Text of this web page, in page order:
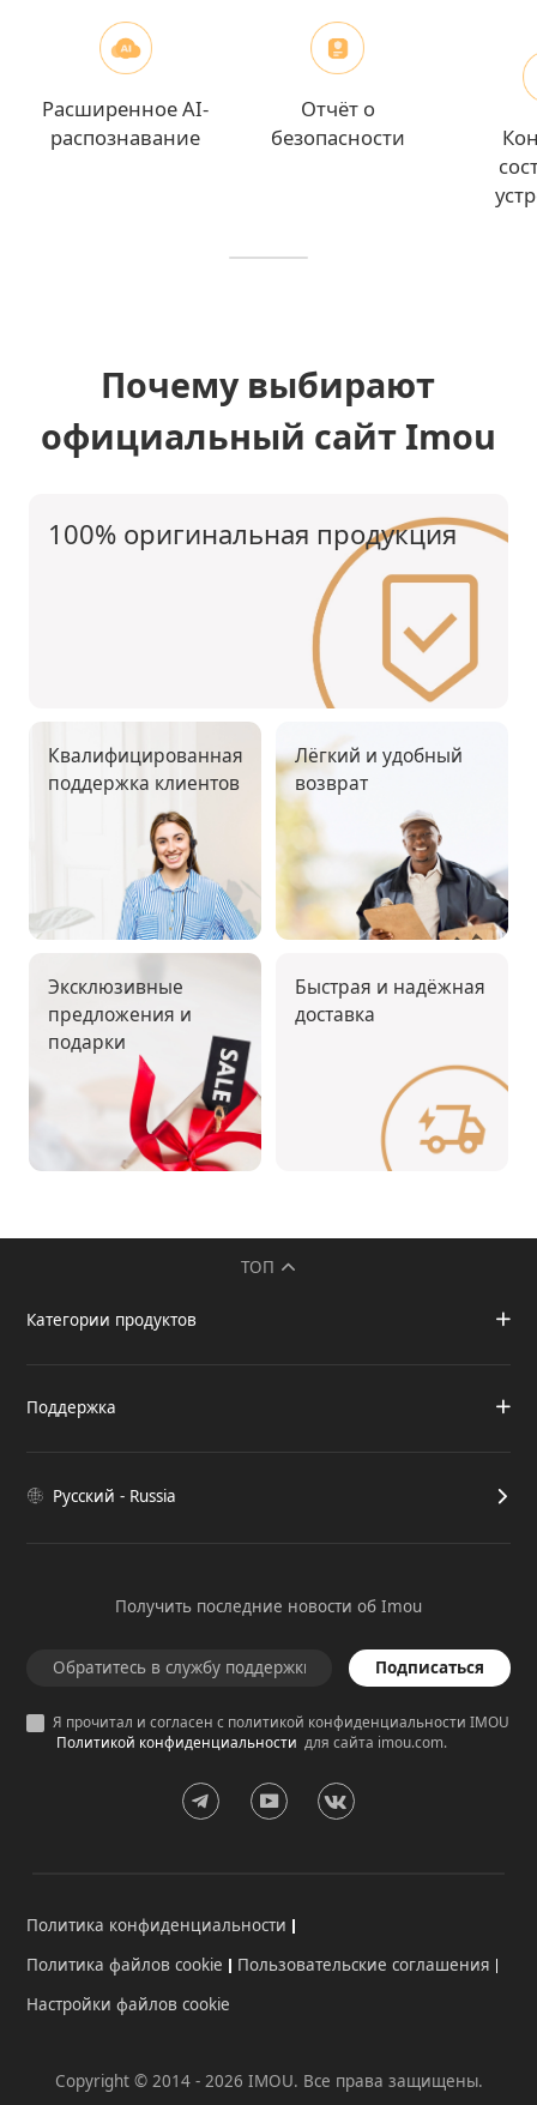
Расширенное AI-
распознавание
Отчёт о
безопасности
Почему выбирают
официальный сайт Imou
100% оригинальная продукция
Квалифицированная
поддержка клиентов
Лёгкий и удобный
возврат
Эксклюзивные
предложения и
подарки
Быстрая и надёжная
доставка
ТОП
Категории продуктов
Поддержка
Русский - Russia
Получить последние новости об Imou
Подписаться
Я прочитал и согласен с политикой конфиденциальности IMOU
Политикой конфиденциальностидля сайта imou.com.
Политика конфиденциальности
Политика файлов cookie
Пользовательские соглашения
Настройки файлов cookie
Copyright © 2014 - 2026 IMOU. Все права защищены.